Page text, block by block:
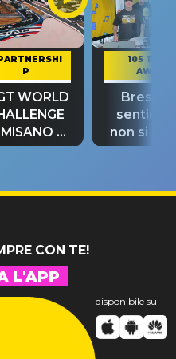
P
WORLD
si
105 TAKE
AWAY
Bresh:
non si
fino alla
CON TE!
L'APP
disponibile su